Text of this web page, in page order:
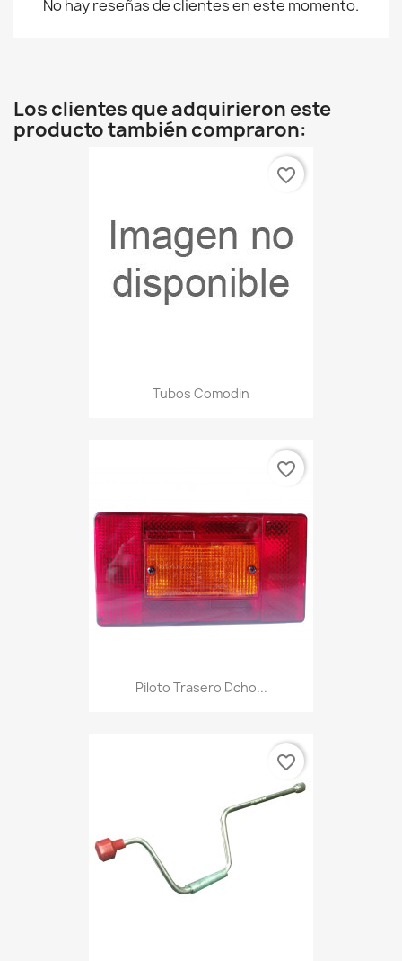
No hay reseñas de clientes en este momento.
Los clientes que adquirieron este
producto también compraron:
Tubos Comodin
favorite_border
Piloto Trasero Dcho...
favorite_border
favorite_border